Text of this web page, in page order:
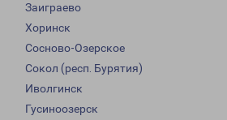
Заиграево
Хоринск
Сосново-Озерское
Сокол (респ. Бурятия)
Иволгинск
Гусиноозерск